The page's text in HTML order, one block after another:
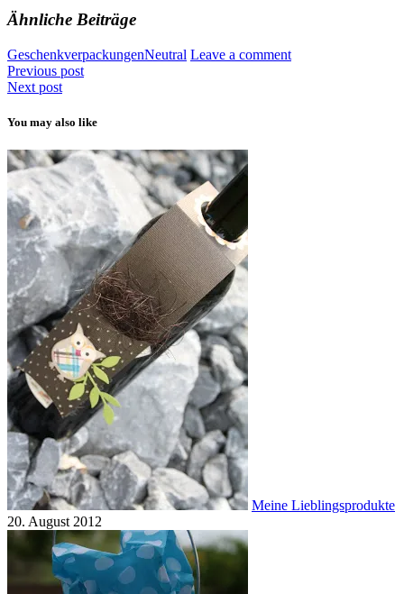
Ähnliche Beiträge
GeschenkverpackungenNeutral Leave a comment
Previous post
Next post
You may also like
Meine Lieblingsprodukte
20. August 2012